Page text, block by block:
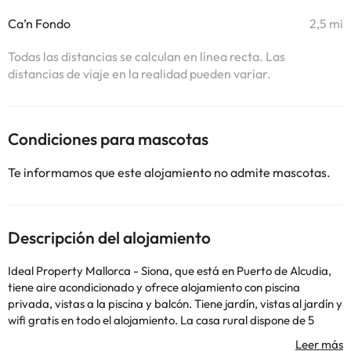
Ca’n Fondo 2,5 mi
Todas las distancias se calculan en línea recta. Las
distancias de viaje en la realidad pueden variar.
Condiciones para mascotas
Te informamos que este alojamiento no admite mascotas.
Descripción del alojamiento
Ideal Property Mallorca - Siona, que está en Puerto de Alcudia,
tiene aire acondicionado y ofrece alojamiento con piscina
privada, vistas a la piscina y balcón. Tiene jardín, vistas al jardín y
wifi gratis en todo el alojamiento. La casa rural dispone de 5
dormitorios, 3 baños, ropa de cama, toallas, TV con canales vía